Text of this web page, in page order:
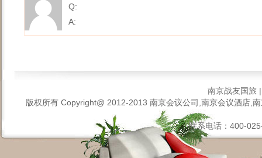
Q:
A:
南京战友国旅
版权所有 Copyright@ 2012-2013 南京会议公司,南京会议酒店,
联系电话：400-